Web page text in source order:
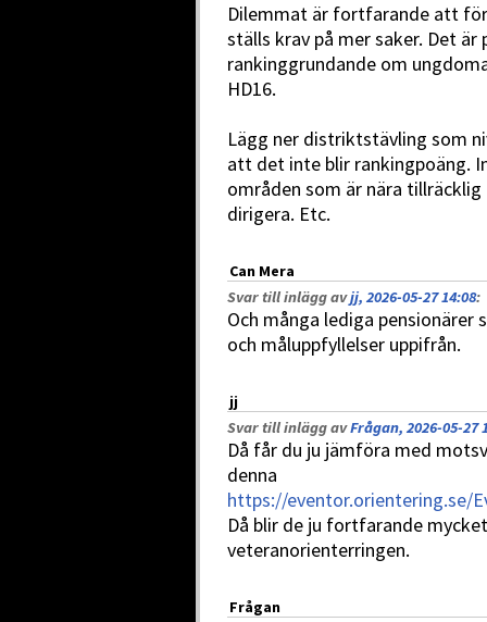
Dilemmat är fortfarande att
ställs krav på mer saker. Det
rankinggrundande om
HD16.
Lägg ner distriktstävling som
att det inte blir rankingpoäng.
områden som är nära
dirigera. Etc.
Can Mera
Svar till inlägg avjj, 2026-05-27 14:08:
Och många lediga
och måluppfyllelser uppifrån.
jj
Svar till inlägg avFrågan, 2026-05-27
Då får du ju jämföra med
denna
https://eventor.orientering.se/
Då blir de ju fortfarande
veteranorienterringen.
Frågan